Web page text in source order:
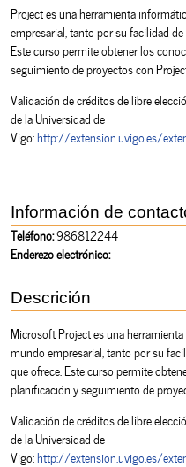
Project es una herramienta
empresarial, tanto por su facilidad
Este curso permite obtener los
seguimiento de proyectos con
Validación de créditos de libre
de la Universidad de
Vigo:http://extension.uvigo.es/
Información de
Teléfono:986812244
Enderezo electrónico:
Descrición
Microsoft Project es una
mundo empresarial, tanto por su
que ofrece. Este curso permite
planificación y seguimiento de
Validación de créditos de libre
de la Universidad de
Vigo:http://extension.uvigo.es/